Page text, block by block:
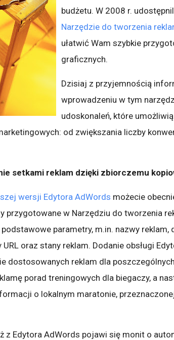
budżetu. W 2008 r.
Narzędzie do tworzenia
ułatwić Wam szybkie
graficznych.
Dzisiaj z przyjemnością
wprowadzeniu w tym
udoskonaleń, które
od zwiększania liczby
setkami reklam dzięki zbiorczemu
wersji Edytora AdWords możecie
przygotowane w Narzędziu do tworzenia
parametry, m.in. nazwy reklam,
oraz stany reklam. Dodanie obsługi
dostosowanych reklam dla
porad treningowych dla biegaczy, a
o lokalnym maratonie,
z Edytora AdWords pojawi się monit o